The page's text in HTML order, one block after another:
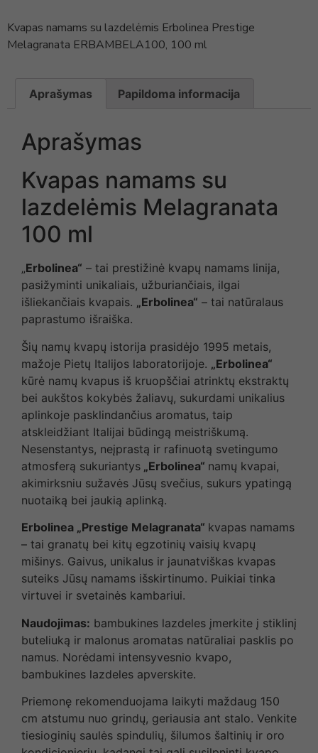
Kvapas namams su lazdelėmis Erbolinea Prestige
Melagranata ERBAMBELA100, 100 ml
Aprašymas Papildoma informacija
Aprašymas
Kvapas namams su
lazdelėmis Melagranata
100 ml
„Erbolinea“ – tai prestižinė kvapų namams linija,
pasižyminti unikaliais, užburiančiais, ilgai
išliekančiais kvapais. „Erbolinea“ – tai natūralaus
paprastumo išraiška.
Šių namų kvapų istorija prasidėjo 1995 metais,
mažoje Pietų Italijos laboratorijoje. „Erbolinea“
kūrė namų kvapus iš kruopščiai atrinktų ekstraktų
bei aukštos kokybės žaliavų, sukurdami unikalius
aplinkoje pasklindančius aromatus, taip
atskleidžiant Italijai būdingą meistriškumą.
Nesenstantys, neįprastą ir rafinuotą svetingumo
atmosferą sukuriantys „Erbolinea“ namų kvapai,
akimirksniu sužavės Jūsų svečius, sukurs ypatingą
nuotaiką bei jaukią aplinką.
Erbolinea „Prestige Melagranata“ kvapas namams
– tai granatų bei kitų egzotinių vaisių kvapų
mišinys. Gaivus, unikalus ir jaunatviškas kvapas
suteiks Jūsų namams išskirtinumo. Puikiai tinka
virtuvei ir svetainės kambariui.
Naudojimas: bambukines lazdeles įmerkite į stiklinį
buteliuką ir malonus aromatas natūraliai pasklis po
namus. Norėdami intensyvesnio kvapo,
bambukines lazdeles apverskite.
Priemonę rekomenduojama laikyti maždaug 150
cm atstumu nuo grindų, geriausia ant stalo. Venkite
tiesioginių saulės spindulių, šilumos šaltinių ir oro